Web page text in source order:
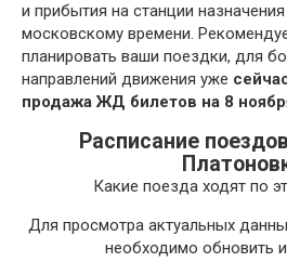
и прибытия на станции
московскому времени.
планировать ваши поездки, для
направлений движения уже
продажа ЖД билетов на 8
Расписание
Какие поезда ходят по
Для просмотра актуальных
необходимо обновить